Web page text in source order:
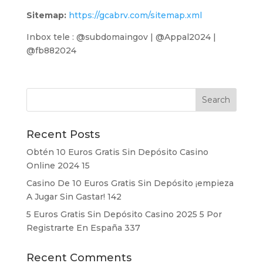
Sitemap: https://gcabrv.com/sitemap.xml
Inbox tele : @subdomaingov | @Appal2024 |
@fb882024
Recent Posts
Obtén 10 Euros Gratis Sin Depósito Casino
Online 2024 15
Casino De 10 Euros Gratis Sin Depósito ¡empieza
A Jugar Sin Gastar! 142
5 Euros Gratis Sin Depósito Casino 2025 5 Por
Registrarte En España 337
Recent Comments